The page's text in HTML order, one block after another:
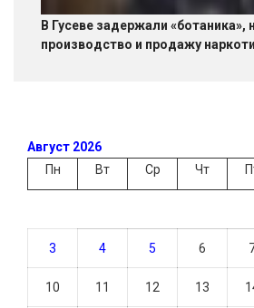
В Гусеве задержали «ботаника»,
производство и продажу
Август 2026
Пн
Вт Ср Чт
3 4 5 6
10 11 12 13